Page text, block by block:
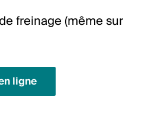
freinage (même sur
ligne